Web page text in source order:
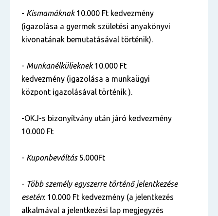
- Kismamáknak10.000 Ft kedvezmény
(igazolása a gyermek születési anyakönyvi
kivonatának bemutatásával történik).
- Munkanélkülieknek10.000 Ft
kedvezmény (igazolása a munkaügyi
központ igazolásával történik ).
-OKJ-s bizonyítvány után járó kedvezmény
10.000 Ft
- Kuponbeváltás5.000Ft
- Több személy egyszerre történő jelentkezése
esetén: 10.000 Ft kedvezmény (a jelentkezés
alkalmával a jelentkezési lap megjegyzés